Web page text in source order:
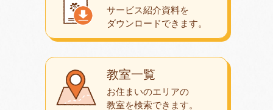
教室一覧
お住まいのエリアの
教室を検索できます。
サービス紹介資料を
ダウンロードできます。